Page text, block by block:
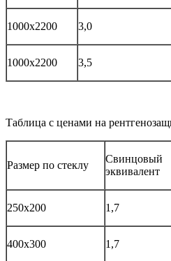
1000х2200 3,0
1000х2200 3,5
Таблица с ценами на
Размер по стеклу
Свинцовый
эквивалент
250х200 1,7
400х300 1,7